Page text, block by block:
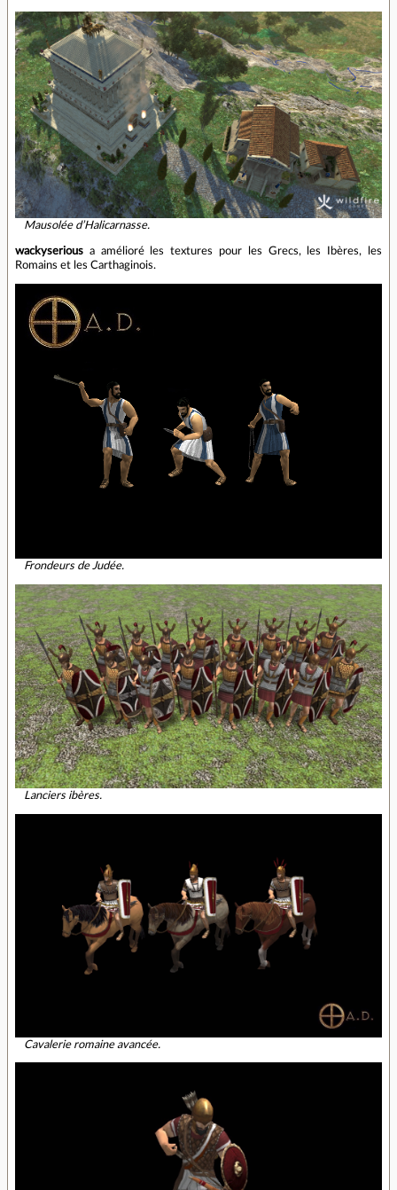
Mausolée d’Halicarnasse.
wackyserious a amélioré les textures pour les Grecs, les Ibères, les
Romains et les Carthaginois.
Frondeurs de Judée.
Lanciers ibères.
Cavalerie romaine avancée.